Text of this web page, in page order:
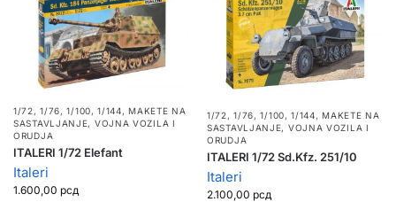
1/72, 1/76, 1/100, 1/144,MAKETE NA
SASTAVLJANJE, VOJNA VOZILA I
ORUDJA
ITALERI 1/72 Elefant
Italeri
1.600,00 рсд
1/72, 1/76, 1/100, 1/144,MAKETE NA
SASTAVLJANJE, VOJNA VOZILA I
ORUDJA
ITALERI 1/72 Sd.Kfz. 251/10
Italeri
2.100,00 рсд